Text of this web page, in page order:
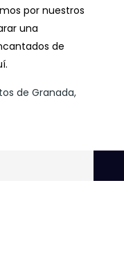
por nuestros
una
de
.
de Granada,